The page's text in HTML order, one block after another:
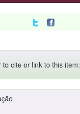
cite or link to this item: